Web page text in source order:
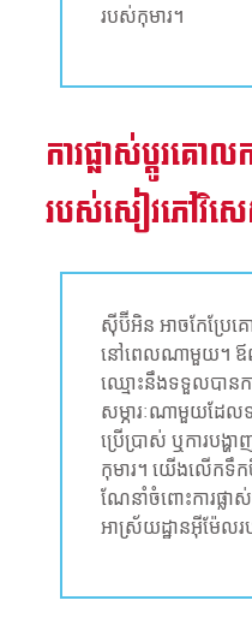
របស់កុមារ។
ការផ្លាស់ប្តូរគ
របស់សៀវភៅវិស
ស៊ីប៊ីអិន អាចកែប្រែ
នៅពេលណាមួយ។ ឪពុ
ឈ្មោះនឹងទទួលបានក
សម្ភារៈណាមួយដែល
ប្រើប្រាស់ ឬការបង្ហ
កុមារ។ យើងលើកទឹកចិ
ណែនាំចំពោះការផ្ល
អាស្រ័យដ្ឋានអ៊ីម៉ែល